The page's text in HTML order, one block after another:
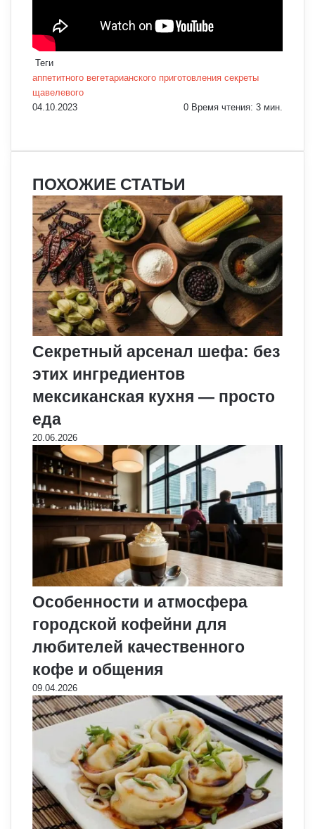
Теги
аппетитного вегетарианского приготовления секреты
щавелевого
04.10.2023
0 Время чтения: 3 мин.
ПОХОЖИЕ СТАТЬИ
Секретный арсенал шефа: без
этих ингредиентов
мексиканская кухня — просто
еда
20.06.2026
Особенности и атмосфера
городской кофейни для
любителей качественного
кофе и общения
09.04.2026